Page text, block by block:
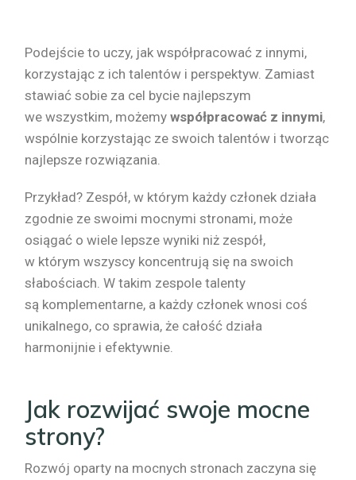
Podejście to uczy, jak współpracować z innymi,
korzystając z ich talentów i perspektyw. Zamiast
stawiać sobie za cel bycie najlepszym
we wszystkim, możemywspółpracować z innymi,
wspólnie korzystając ze swoich talentów i tworząc
najlepsze rozwiązania.
Przykład? Zespół, w którym każdy członek działa
zgodnie ze swoimi mocnymi stronami, może
osiągać o wiele lepsze wyniki niż zespół,
w którym wszyscy koncentrują się na swoich
słabościach. W takim zespole talenty
są komplementarne, a każdy członek wnosi coś
unikalnego, co sprawia, że całość działa
harmonijnie i efektywnie.
Jak rozwijać swoje mocne
strony?
Rozwój oparty na mocnych stronach zaczyna się